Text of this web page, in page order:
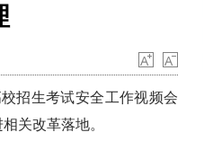
招生考试安全工作视频会
关改革落地。